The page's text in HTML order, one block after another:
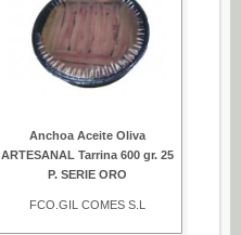
Anchoa Aceite Oliva
ARTESANAL Tarrina 600 gr. 25
P. SERIE ORO
FCO.GIL COMES S.L